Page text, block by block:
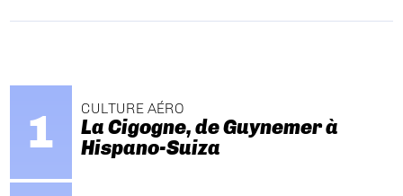
CULTURE AÉRO
La Cigogne, de Guynemer à
Hispano-Suiza